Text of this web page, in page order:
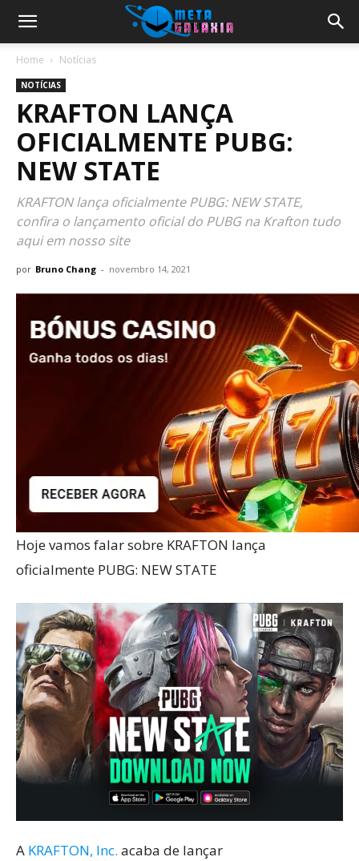
Home Notícias
NOTÍCIAS
KRAFTON LANÇA
OFICIALMENTE PUBG:
NEW STATE
KRAFTON lança oficialmente PUBG: NEW STATE,
confira o lançamento oficial do PUBG na Krafton tudo
aqui em nosso site
por Bruno Chang - novembro 14, 2021
Hoje vamos falar sobre KRAFTON lança
oficialmente PUBG: NEW STATE
A KRAFTON, Inc. acaba de lançar